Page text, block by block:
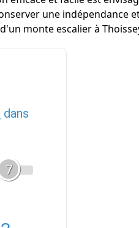
une indépendance
monte escalier à
dans
7